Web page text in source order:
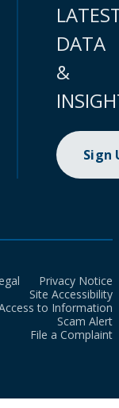
DATA
&
Sign
Privacy Notice
Site Accessibility
to Information
Scam Alert
File a Complaint